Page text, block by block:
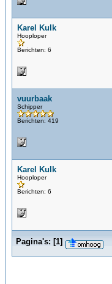
Karel Kulk
Hooploper
Berichten: 6
vuurbaak
Schipper
Berichten: 419
Karel Kulk
Hooploper
Berichten: 6
Pagina's: [1]